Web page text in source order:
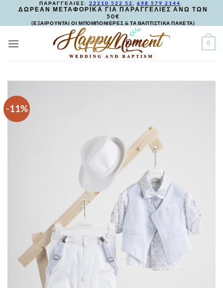
ΠΑΡΑΓΓΕΛΙΕΣ: 22210 522 52 698 579 2144
ΔΩΡΕΑΝ ΜΕΤΑΦΟΡΙΚΑ ΓΙΑ ΠΑΡΑΓΓΕΛΙΕΣ ΑΝΩ ΤΩΝ
50€
(ΕΞΑΙΡΟΥΝΤΑΙ ΟΙ ΜΠΟΜΠΟΝΙΕΡΕΣ & ΤΑ ΒΑΠΤΙΣΤΙΚΑ ΠΑΚΕΤΑ)
0
-11%